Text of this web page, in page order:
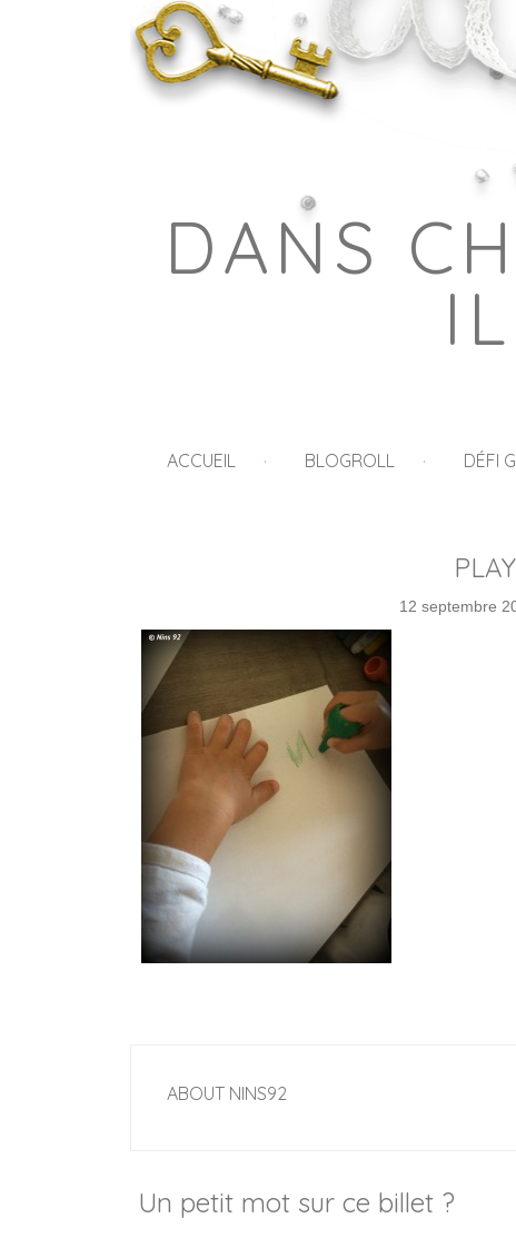
DANS
ACCUEIL BLOGROLL DÉFI
12 septembre
ABOUT NINS92
Un petit mot sur ce billet ?